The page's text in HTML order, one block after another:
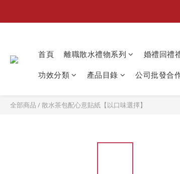
首頁 離職散水禮物系列 婚禮回禮
功效分類 產品目錄 公司批發合
全部商品 /散水茶包配心意貼紙【以口味選擇】